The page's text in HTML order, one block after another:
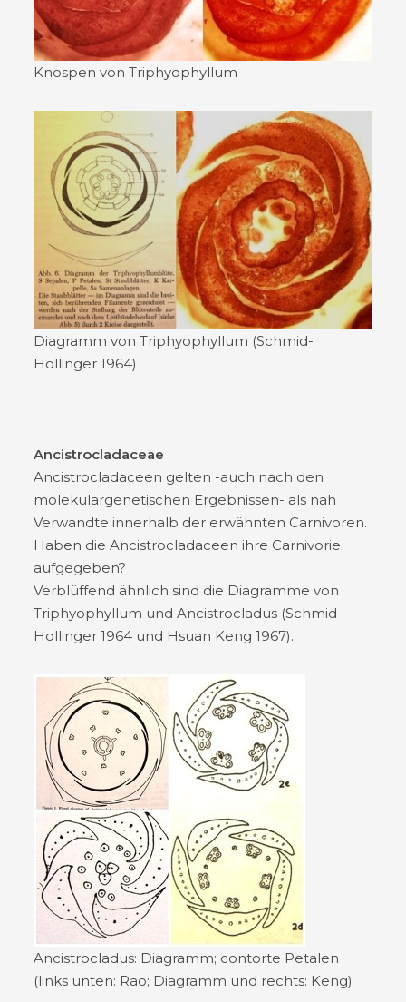
Knospen von Triphyophyllum
Diagramm von Triphyophyllum (Schmid-
Hollinger 1964)
Ancistrocladaceae
Ancistrocladaceen gelten -auch nach den
molekulargenetischen Ergebnissen- als nah
Verwandte innerhalb der erwähnten Carnivoren.
Haben die Ancistrocladaceen ihre Carnivorie
aufgegeben?
Verblüffend ähnlich sind die Diagramme von
Triphyophyllum und Ancistrocladus (Schmid-
Hollinger 1964 und Hsuan Keng 1967).
Ancistrocladus: Diagramm; contorte Petalen
(links unten: Rao; Diagramm und rechts: Keng)